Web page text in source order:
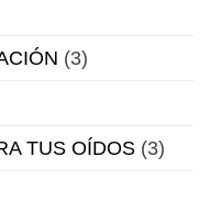
(3)
TUS OÍDOS (3)